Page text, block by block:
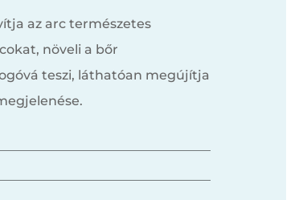
az arc természetes
növeli a bőr
teszi, láthatóan megújítja